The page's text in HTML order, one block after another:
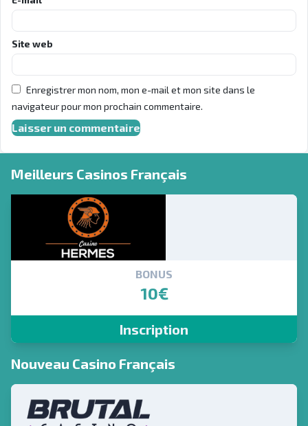
Site web
Enregistrer mon nom, mon e-mail et mon site dans le
navigateur pour mon prochain commentaire.
Meilleurs Casinos Français
BONUS
10€
Inscription
Nouveau Casino Français